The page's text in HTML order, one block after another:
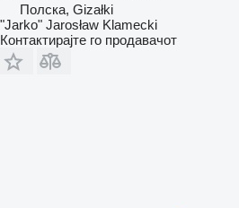
Полска, Gizałki
"Jarko" Jarosław Klamecki
Контактирајте го продавачот